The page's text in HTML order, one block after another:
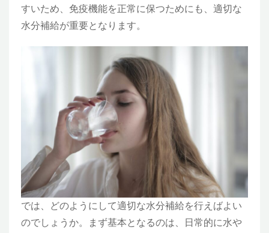
すいため、免疫機能を正常に保つためにも、適切な
水分補給が重要となります。
では、どのようにして適切な水分補給を行えばよい
のでしょうか。まず基本となるのは、日常的に水や